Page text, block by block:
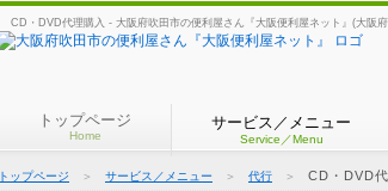
CD・DVD代理購入 - 大阪府吹田市の便利屋さん『大阪便利屋ネット』(大阪
トップページ
Home
サービス／メニュー
Service／Menu
トップページ ＞ サービス／メニュー ＞ 代行 ＞ CD・DVD